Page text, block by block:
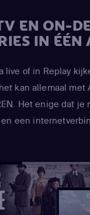
EN ON-
IN ÉÉN
live of in Replay
kan allemaal met
Het enige dat
een